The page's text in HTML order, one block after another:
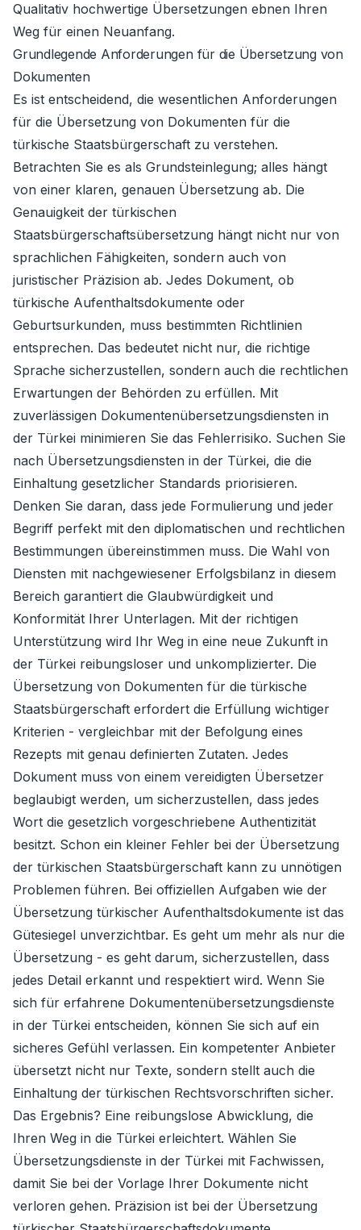
Qualitativ hochwertige Übersetzungen ebnen Ihren
Weg für einen Neuanfang.
Grundlegende Anforderungen für die Übersetzung von
Dokumenten
Es ist entscheidend, die wesentlichen Anforderungen
für die Übersetzung von Dokumenten für die
türkische Staatsbürgerschaft zu verstehen.
Betrachten Sie es als Grundsteinlegung; alles hängt
von einer klaren, genauen Übersetzung ab. Die
Genauigkeit der türkischen
Staatsbürgerschaftsübersetzung hängt nicht nur von
sprachlichen Fähigkeiten, sondern auch von
juristischer Präzision ab. Jedes Dokument, ob
türkische Aufenthaltsdokumente oder
Geburtsurkunden, muss bestimmten Richtlinien
entsprechen. Das bedeutet nicht nur, die richtige
Sprache sicherzustellen, sondern auch die rechtlichen
Erwartungen der Behörden zu erfüllen. Mit
zuverlässigen Dokumentenübersetzungsdiensten in
der Türkei minimieren Sie das Fehlerrisiko. Suchen Sie
nach Übersetzungsdiensten in der Türkei, die die
Einhaltung gesetzlicher Standards priorisieren.
Denken Sie daran, dass jede Formulierung und jeder
Begriff perfekt mit den diplomatischen und rechtlichen
Bestimmungen übereinstimmen muss. Die Wahl von
Diensten mit nachgewiesener Erfolgsbilanz in diesem
Bereich garantiert die Glaubwürdigkeit und
Konformität Ihrer Unterlagen. Mit der richtigen
Unterstützung wird Ihr Weg in eine neue Zukunft in
der Türkei reibungsloser und unkomplizierter. Die
Übersetzung von Dokumenten für die türkische
Staatsbürgerschaft erfordert die Erfüllung wichtiger
Kriterien - vergleichbar mit der Befolgung eines
Rezepts mit genau definierten Zutaten. Jedes
Dokument muss von einem vereidigten Übersetzer
beglaubigt werden, um sicherzustellen, dass jedes
Wort die gesetzlich vorgeschriebene Authentizität
besitzt. Schon ein kleiner Fehler bei der Übersetzung
der türkischen Staatsbürgerschaft kann zu unnötigen
Problemen führen. Bei offiziellen Aufgaben wie der
Übersetzung türkischer Aufenthaltsdokumente ist das
Gütesiegel unverzichtbar. Es geht um mehr als nur die
Übersetzung - es geht darum, sicherzustellen, dass
jedes Detail erkannt und respektiert wird. Wenn Sie
sich für erfahrene Dokumentenübersetzungsdienste
in der Türkei entscheiden, können Sie sich auf ein
sicheres Gefühl verlassen. Ein kompetenter Anbieter
übersetzt nicht nur Texte, sondern stellt auch die
Einhaltung der türkischen Rechtsvorschriften sicher.
Das Ergebnis? Eine reibungslose Abwicklung, die
Ihren Weg in die Türkei erleichtert. Wählen Sie
Übersetzungsdienste in der Türkei mit Fachwissen,
damit Sie bei der Vorlage Ihrer Dokumente nicht
verloren gehen. Präzision ist bei der Übersetzung